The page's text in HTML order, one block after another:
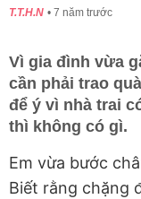
T.T.H.N 7 năm trước
Vì gia đình vừa
cần phải trao
để ý vì nhà trai
thì không có gì.
Em vừa bước
Biết rằng chặng